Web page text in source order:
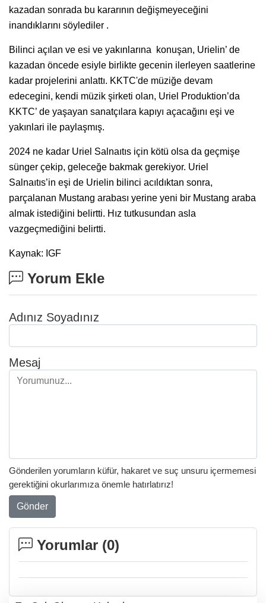
kazadan sonrada bu kararının değişmeyeceğini
inandıklarını söylediler .
Bilinci açılan ve esi ve yakınlarına konuşan, Urielin’ de
kazadan öncede esiyle birlikte gecenin ilerleyen saatlerine
kadar projelerini anlattı. KKTC'de müziğe devam
edecegini, kendi müzik şirketi olan, Uriel Produktion’da
KKTC’ de yaşayan sanatçılara kapıyı açacağını eşi ve
yakınlari ile paylaşmış.
2024 ne kadar Uriel Salnaıtıs için kötü olsa da geçmişe
sünger çekip, geleceğe bakmak gerekiyor. Uriel
Salnaıtıs’in eşi de Urielin bilinci acıldıktan sonra,
parçalanan Mustang arabası yerine yeni bir Mustang araba
almak istediğini belirtti. Hız tutkusundan asla
vazgeçmediğini belirtti.
Kaynak: IGF
Yorum Ekle
Adınız Soyadınız
Mesaj
Gönderilen yorumların küfür, hakaret ve suç unsuru içermemesi
gerektiğini okurlarımıza önemle hatırlatırız!
Gönder
Yorumlar (0)